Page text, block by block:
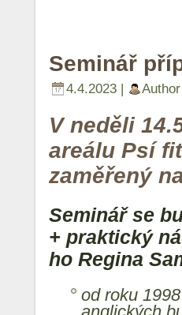
Seminář
4.4.2023 | Author
V neděli
areálu Psí
zaměřený
Seminář se
+ praktický
ho Regina
od roku